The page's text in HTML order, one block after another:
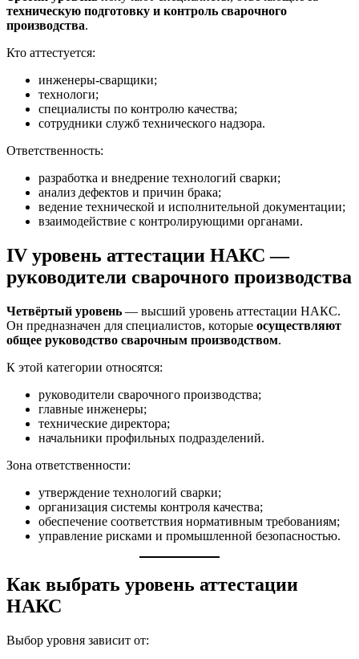
техническую подготовку и контроль сварочного
производства.
Кто аттестуется:
инженеры-сварщики;
технологи;
специалисты по контролю качества;
сотрудники служб технического надзора.
Ответственность:
разработка и внедрение технологий сварки;
анализ дефектов и причин брака;
ведение технической и исполнительной документации;
взаимодействие с контролирующими органами.
IV уровень аттестации НАКС —
руководители сварочного производства
Четвёртый уровень — высший уровень аттестации НАКС.
Он предназначен для специалистов, которые осуществляют
общее руководство сварочным производством.
К этой категории относятся:
руководители сварочного производства;
главные инженеры;
технические директора;
начальники профильных подразделений.
Зона ответственности:
утверждение технологий сварки;
организация системы контроля качества;
обеспечение соответствия нормативным требованиям;
управление рисками и промышленной безопасностью.
Как выбрать уровень аттестации
НАКС
Выбор уровня зависит от: